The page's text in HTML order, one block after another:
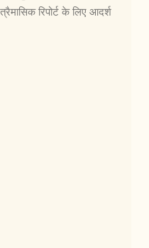
रिपोर्ट के लिए आदर्श